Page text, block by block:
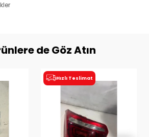
de Göz Atın
Hızlı Teslimat